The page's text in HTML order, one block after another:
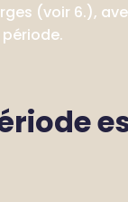
(voir 6.),